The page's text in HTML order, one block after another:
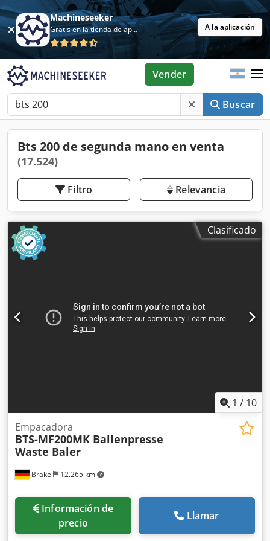
Machineseeker
Gratis en la tienda de aplicaciones A la aplicación
Buscar
Vender
Bts 200 de segunda mano en venta
(17.524)
Filtro Relevancia
Clasificado
1 / 10
Brakel 12.265 km
Empacadora
BTS-MF200MK Ballenpresse
Waste Baler
Información de
precio
Llamar